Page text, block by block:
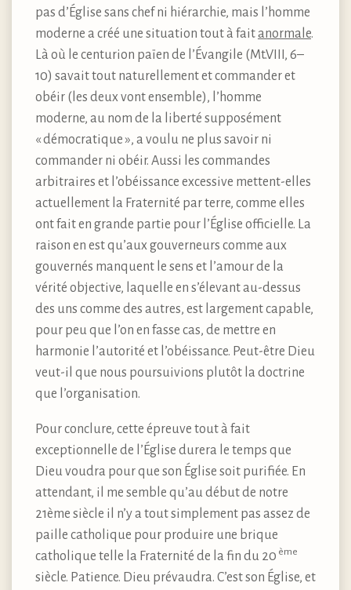
pas d’Église sans chef ni hiérarchie, mais l’homme
moderne a créé une situation tout à faitanormale.
Là où le centurion païen de l’Évangile (Mt.VIII, 6–
10) savait tout naturellement et commander et
obéir (les deux vont ensemble), l’homme
moderne, au nom de la liberté supposément
« démocratique », a voulu ne plus savoir ni
commander ni obéir. Aussi les commandes
arbitraires et l’obéissance excessive mettent-elles
actuellement la Fraternité par terre, comme elles
ont fait en grande partie pour l’Église officielle. La
raison en est qu’aux gouverneurs comme aux
gouvernés manquent le sens et l’amour de la
vérité objective, laquelle en s’élevant au-dessus
des uns comme des autres, est largement capable,
pour peu que l’on en fasse cas, de mettre en
harmonie l’autorité et l’obéissance. Peut-être Dieu
veut-il que nous poursuivions plutôt la doctrine
que l’organisation.
Pour conclure, cette épreuve tout à fait
exceptionnelle de l’Église durera le temps que
Dieu voudra pour que son Église soit purifiée. En
attendant, il me semble qu’au début de notre
21ème siècle il n’y a tout simplement pas assez de
paille catholique pour produire une brique
catholique telle la Fraternité de la fin du 20 ème
siècle. Patience. Dieu prévaudra. C’est son Église, et